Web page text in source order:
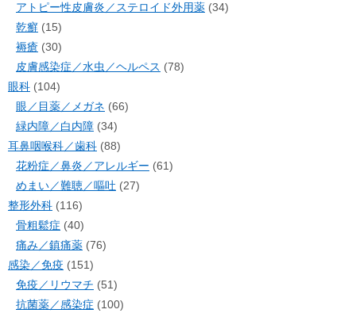
アトピー性皮膚炎／ステロイド外用薬 (34)
乾癬 (15)
褥瘡 (30)
皮膚感染症／水虫／ヘルペス (78)
眼科 (104)
眼／目薬／メガネ (66)
緑内障／白内障 (34)
耳鼻咽喉科／歯科 (88)
花粉症／鼻炎／アレルギー (61)
めまい／難聴／嘔吐 (27)
整形外科 (116)
骨粗鬆症 (40)
痛み／鎮痛薬 (76)
感染／免疫 (151)
免疫／リウマチ (51)
抗菌薬／感染症 (100)